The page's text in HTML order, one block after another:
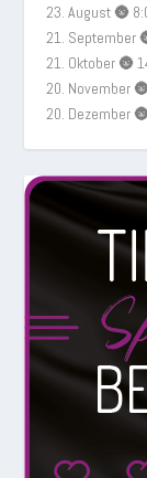
23. August 🌚
21. September
21. Oktober 🌚
20. November
20. Dezember